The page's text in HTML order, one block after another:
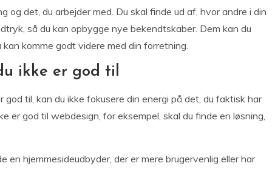
det, du arbejder med. Du skal finde ud af, hvor andre i din
så du kan opbygge nye bekendtskaber. Dem kan du
komme godt videre med din forretning.
ikke er god til
god til, kan du ikke fokusere din energi på det, du faktisk har
er god til webdesign, for eksempel, skal du finde en løsning,
hjemmesideudbyder, der er mere brugervenlig eller har